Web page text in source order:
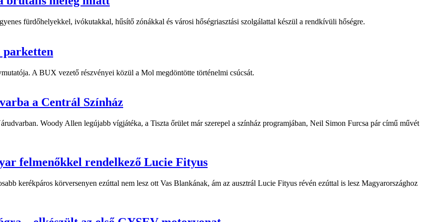
fürdőhelyekkel, ivókutakkal, hűsítő zónákkal és városi hőségriasztási szolgálattal készül a rendkívüli hőségre.
parketten
A BUX vezető részvényei közül a Mol megdöntötte történelmi csúcsát.
a Centrál Színház
Woody Allen legújabb vígjátéka, a Tiszta őrület már szerepel a színház programjában, Neil Simon Furcsa pár című művét
felmenőkkel rendelkező Lucie Fityus
kerékpáros körversenyen ezúttal nem lesz ott Vas Blankának, ám az ausztrál Lucie Fityus révén ezúttal is lesz Magyarországhoz